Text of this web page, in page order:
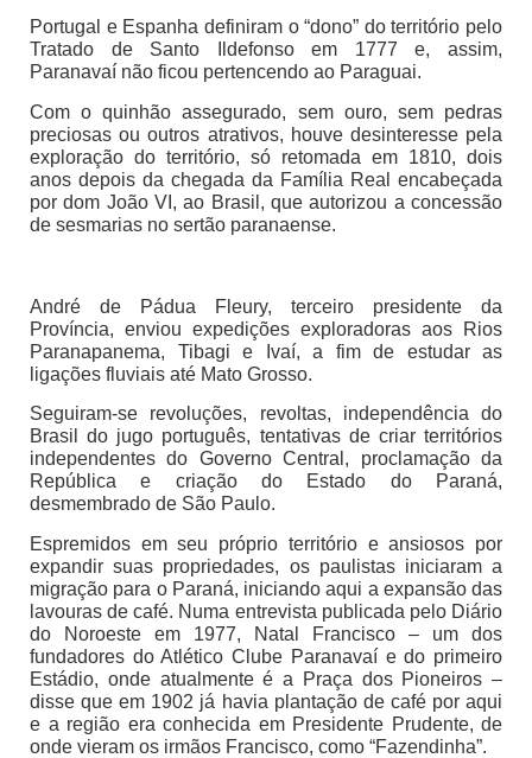
Portugal e Espanha definiram o “dono” do território pelo
Tratado de Santo Ildefonso em 1777 e, assim,
Paranavaí não ficou pertencendo ao Paraguai.
Com o quinhão assegurado, sem ouro, sem pedras
preciosas ou outros atrativos, houve desinteresse pela
exploração do território, só retomada em 1810, dois
anos depois da chegada da Família Real encabeçada
por dom João VI, ao Brasil, que autorizou a concessão
de sesmarias no sertão paranaense.
André de Pádua Fleury, terceiro presidente da
Província, enviou expedições exploradoras aos Rios
Paranapanema, Tibagi e Ivaí, a fim de estudar as
ligações fluviais até Mato Grosso.
Seguiram-se revoluções, revoltas, independência do
Brasil do jugo português, tentativas de criar territórios
independentes do Governo Central, proclamação da
República e criação do Estado do Paraná,
desmembrado de São Paulo.
Espremidos em seu próprio território e ansiosos por
expandir suas propriedades, os paulistas iniciaram a
migração para o Paraná, iniciando aqui a expansão das
lavouras de café. Numa entrevista publicada pelo Diário
do Noroeste em 1977, Natal Francisco – um dos
fundadores do Atlético Clube Paranavaí e do primeiro
Estádio, onde atualmente é a Praça dos Pioneiros –
disse que em 1902 já havia plantação de café por aqui
e a região era conhecida em Presidente Prudente, de
onde vieram os irmãos Francisco, como “Fazendinha”.